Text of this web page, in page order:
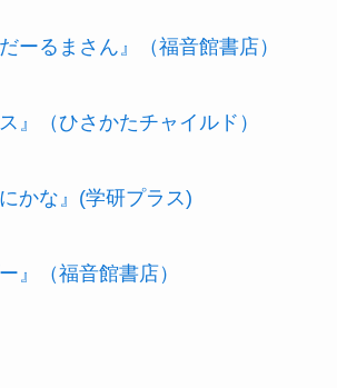
ーるまさん』（福音館書店）
』（ひさかたチャイルド）
かな』(学研プラス)
』（福音館書店）